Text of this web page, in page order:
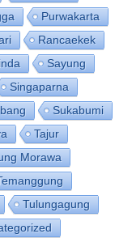
Purwakarta
Rancaekek
Sayung
Singaparna
Sukabumi
Tajur
Morawa
Tulungagung